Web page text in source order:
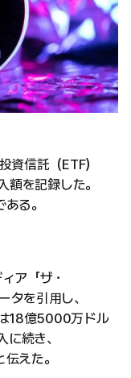
資信託（ETF）
を記録した。
る。
ア「ザ・
タを引用し、
18億5000万ドル
続き、
えた。